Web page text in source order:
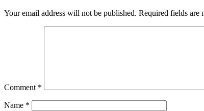
Your email address will not be published. Required fields are
Comment *
Name *